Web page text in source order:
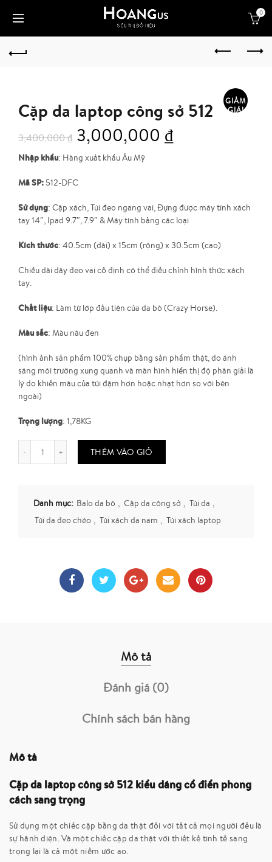
0
GIẢM
GIÁ!
Cặp da laptop công sở 512
3,400,000₫ 3,000,000 ₫
Nhập khẩu: Hàng xuất khẩu Âu Mỹ
Mã SP: 512-DFC
Sử dụng: Cặp xách, Túi đeo ngang vai, Đựng được máy tính xách
tay 14″, Ipad 9.7″, 7.9″ & Máy tính bảng các loại
Kích thước: 40.5cm (dài) x 15cm (rộng) x 30.5cm (cao)
Chiều dài dây đeo vai cố định có thể điều chỉnh hình thức xách
tay.
Chất liệu: Làm từ lớp đầu tiên của da bò (Crazy Horse).
Màu sắc: Màu nâu đen
(hình ảnh sản phẩm 100% chụp bằng sản phẩm thật, do ánh
sáng môi trường xung quanh và màn hình hiển thị độ phân giải là
lý do khiến màu của túi đậm hơn hoặc nhạt hơn so với bên
ngoài)
Trọng lượng: 1,78KG
THÊM VÀO GIỎ
Danh mục: Balo da bò , Cặp da công sở , Túi da ,
Túi da đeo chéo , Túi xách da nam , Túi xách laptop
Mô tả
Đánh giá (0)
Chính sách bán hàng
Mô tả
Cặp da laptop công sở 512 kiểu dáng cổ điển phong
cách sang trọng
Sử dụng một chiếc cặp bằng da thật đối với tất cả mọi người đều là
sự hãnh diện. Và một chiếc cặp da thật với thiết kế tinh tế sang
trọng lại là cả một niềm ước ao.